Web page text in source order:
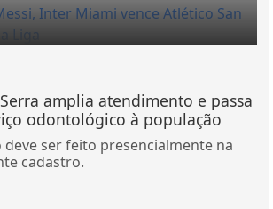
amplia atendimento e passa
odontológico à população
ser feito presencialmente na
cadastro.